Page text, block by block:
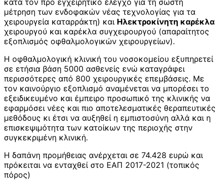
κατά τον προ εγχειρητικό έλεγχο για τη σωστή
μέτρηση των ενδοφακών νέας τεχνολογίας για τα
χειρουργεία καταρράκτη) και Ηλεκτροκίνητη καρέκλα
χειρουργού και καρέκλα συγχειρουργού (απαραίτητος
εξοπλισμός οφθαλμολογικών χειρουργείων).
Η οφθαλμολογική κλινική του νοσοκομείου εξυπηρετεί
σε ετήσια βάση 5000 ασθενείς ενώ καταγράφει
περισσότερες από 800 χειρουργικές επεμβάσεις. Με
τον καινούργιο εξοπλισμό αναμένεται να μπορέσει το
εξειδικευμένο και έμπειρο προσωπικό της κλινικής να
εφαρμόσει νέες και πιο αποτελεσματικές θεραπευτικές
μεθόδους κι έτσι να αυξηθεί η εμπιστοσύνη αλλά και η
επισκεψιμότητα των κατοίκων της περιοχής στην
συγκεκριμένη κλινική.
Η δαπάνη προμήθειας ανέρχεται σε 74.428 ευρώ και
πρόκειται να ενταχθεί στο ΕΑΠ 2017-2021 (τοπικός
πόρος)